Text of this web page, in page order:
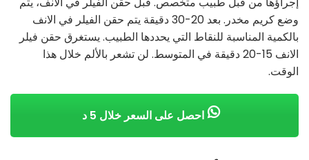
وضع كريم مخدر. بعد 20-30 دقيقة يتم حقن الفيلر في الانف
بالكمية المناسبة للنقاط التي يحددها الطبيب. يستغرق حقن فيلر
الانف 15-20 دقيقة في المتوسط. لن تشعر بالألم خلال هذا
الوقت.
احصل على السعر خلال 5 د